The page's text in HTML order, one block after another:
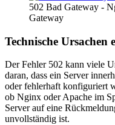
502 Bad Gateway -
Gateway
Technische Ursachen
Der Fehler 502 kann viele
daran, dass ein Server
oder fehlerhaft konfiguriert
ob Nginx oder Apache im
Server auf eine
unvollständig ist.